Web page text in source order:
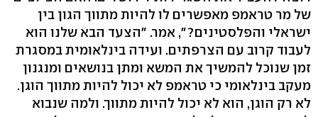
של מר טראמפ מאפשרים לו להיות מתווך הגון בין
ישראלי והפלסטינים?", אמר. "הצעד הבא שלנו הוא
לעבוד קרוב עם הצרפתים. ועידה בינלאומית במסגרת
זמן שנוכל להמשיך את המשא ומתן בנושאים ומנגנון
מעקב בינלאומי כי טראמפ לא יכול להיות מתווך הוגן.
לא רק הוגן, הוא לא יכול להיות מתווך. ולמה שנבוא